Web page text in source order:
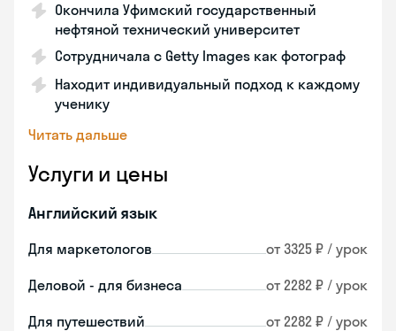
Окончила Уфимский государственный
нефтяной технический университет
Сотрудничала с Getty Images как фотограф
Находит индивидуальный подход к каждому
ученику
Читать дальше
Услуги и цены
Английский язык
Для маркетологов от 3325 ₽ / урок
Деловой - для бизнеса от 2282 ₽ / урок
Для путешествий от 2282 ₽ / урок